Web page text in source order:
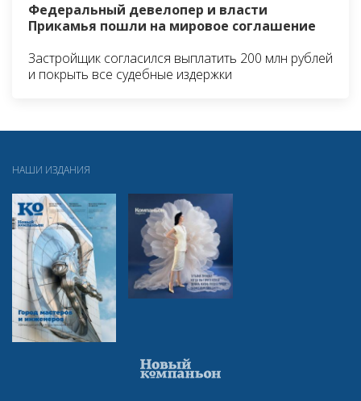
Федеральный девелопер и власти
Прикамья пошли на мировое соглашение
Застройщик согласился выплатить 200 млн рублей
и покрыть все судебные издержки
НАШИ ИЗДАНИЯ